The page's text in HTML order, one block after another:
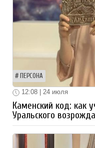
ПЕРСОНА
12:08 | 24 июля
Каменский код: как
Уральского